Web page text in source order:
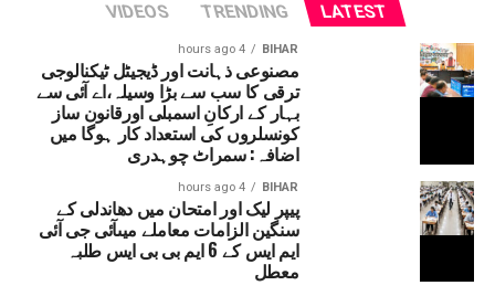
LATEST
TRENDING
VIDEOS
BIHAR
4 hours ago
مصنوعی ذہانت اور ڈیجیٹل ٹیکنالوجی
ترقی کا سب سے بڑا وسیلہ،اے آئی سے
بہار کے ارکانِ اسمبلی اورقانون ساز
کونسلروں کی استعداد کار ہوگا میں
اضافہ: سمراٹ چوہدری
BIHAR
4 hours ago
پیپر لیک اور امتحان میں دھاندلی کے
سنگین الزامات معاملے میںآئی جی آئی
ایم ایس کے 6 ایم بی بی ایس طلبہ
معطل